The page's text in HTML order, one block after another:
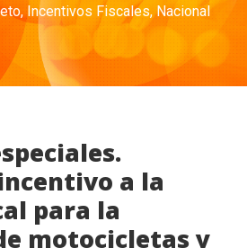
,Incentivos Fiscales,Nacional
a la
para la
motocicletas y